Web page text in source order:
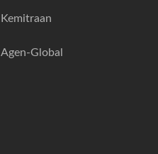
Kemitraan
Agen-Global